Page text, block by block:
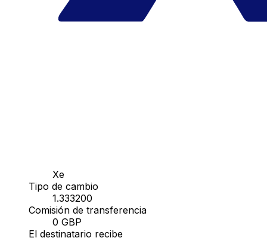
Xe
Tipo de cambio
1.333200
Comisión de transferencia
0 GBP
El destinatario recibe